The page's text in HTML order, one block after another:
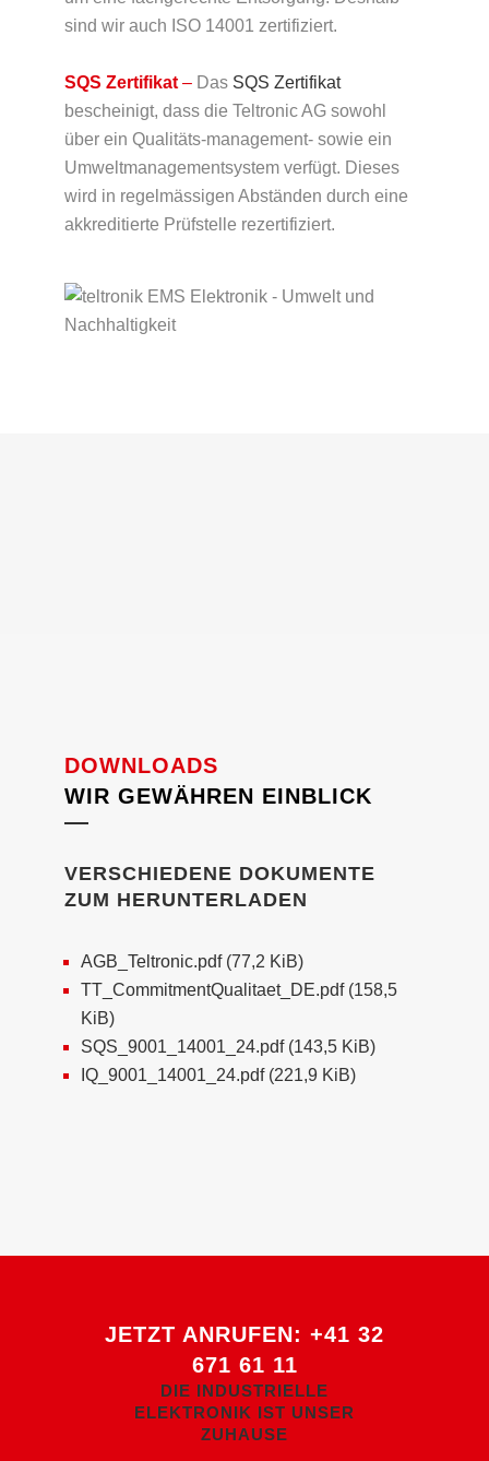
sind wir auch ISO 14001 zertifiziert.
SQS Zertifikat – Das SQS Zertifikat
bescheinigt, dass die Teltronic AG sowohl
über ein Qualitäts-management- sowie ein
Umweltmanagementsystem verfügt. Dieses
wird in regelmässigen Abständen durch eine
akkreditierte Prüfstelle rezertifiziert.
DOWNLOADS
WIR GEWÄHREN EINBLICK
VERSCHIEDENE DOKUMENTE
ZUM HERUNTERLADEN
AGB_Teltronic.pdf(77,2 KiB)
TT_CommitmentQualitaet_DE.pdf(158,5
KiB)
SQS_9001_14001_24.pdf(143,5 KiB)
IQ_9001_14001_24.pdf(221,9 KiB)
JETZT ANRUFEN: +41 32
671 61 11
DIE INDUSTRIELLE
ELEKTRONIK IST UNSER
ZUHAUSE